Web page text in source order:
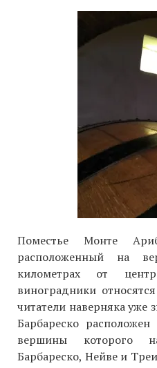
Поместье Монте
расположенный на
километрах от
виноградники
читатели наверняка уже
Барбареско
вершины которого
Барбареско, Нейве и